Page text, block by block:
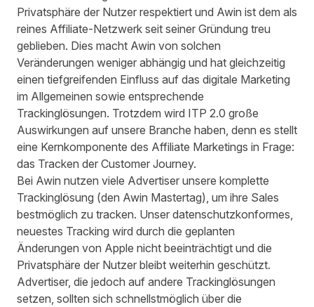
Privatsphäre der Nutzer respektiert und Awin ist dem als
reines Affiliate-Netzwerk seit seiner Gründung treu
geblieben. Dies macht Awin von solchen
Veränderungen weniger abhängig und hat gleichzeitig
einen tiefgreifenden Einfluss auf das digitale Marketing
im Allgemeinen sowie entsprechende
Trackinglösungen. Trotzdem wird ITP 2.0 große
Auswirkungen auf unsere Branche haben, denn es stellt
eine Kernkomponente des Affiliate Marketings in Frage:
das Tracken der Customer Journey.
Bei Awin nutzen viele Advertiser unsere komplette
Trackinglösung (den Awin Mastertag), um ihre Sales
bestmöglich zu tracken. Unser datenschutzkonformes,
neuestes Tracking wird durch die geplanten
Änderungen von Apple nicht beeinträchtigt und die
Privatsphäre der Nutzer bleibt weiterhin geschützt.
Advertiser, die jedoch auf andere Trackinglösungen
setzen, sollten sich schnellstmöglich über die